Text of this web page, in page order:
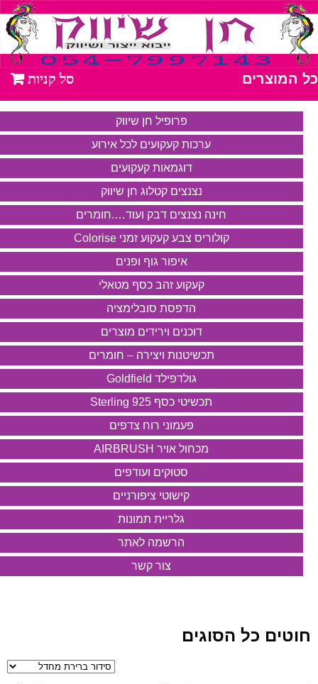
כל המוצרים
פרופיל חן שיווק
ערכות קעקועים לכל אירוע
דוגמאות קעקועים
נצנצים קטלוג חן שיווק
חינה נצנצים דבק ועוד….חומרים
קולוריס צבע קעקוע זמני Colorise
איפור גוף ופנים
קעקוע זהב כסף מטאלי
הדפסת סובלימציה
דוכנים וירידים מוצרים
תכשיטנות ויצירה – חומרים
גולדפילד Goldfield
תכשיטי כסף 925 Sterling
פעמוני רוח צדפים
מכחול אויר AIRBRUSH
סטוקים ועודפים
קישוטי ציפורניים
גלריית תמונות
הרשמה לאתר
צור קשר
חוטים כל הסוגים